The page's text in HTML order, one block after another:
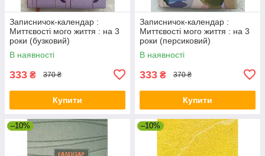
Записничок-календар :
Миттєвості мого життя : на 3
роки (бузковий)
В наявності
333 ₴ 370 ₴
Купити
Записничок-календар :
Миттєвості мого життя : на 3
роки (персиковий)
В наявності
333 ₴ 370 ₴
Купити
–10% –10%